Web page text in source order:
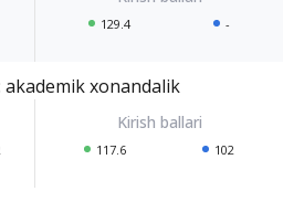
129.4 -
xonandalik
117.6 102